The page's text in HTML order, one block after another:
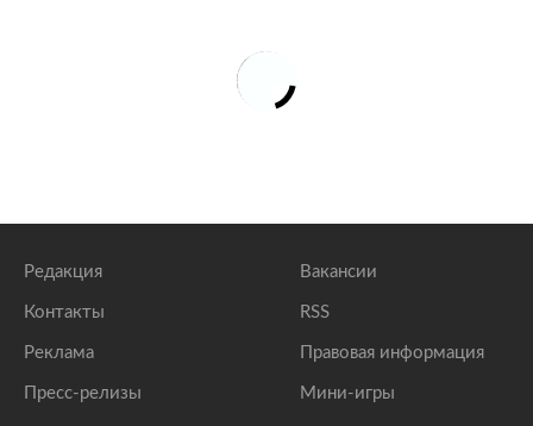
Редакция
Контакты
Реклама
Пресс-релизы
Вакансии
RSS
Правовая информация
Мини-игры